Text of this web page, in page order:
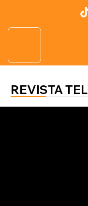
REVISTA